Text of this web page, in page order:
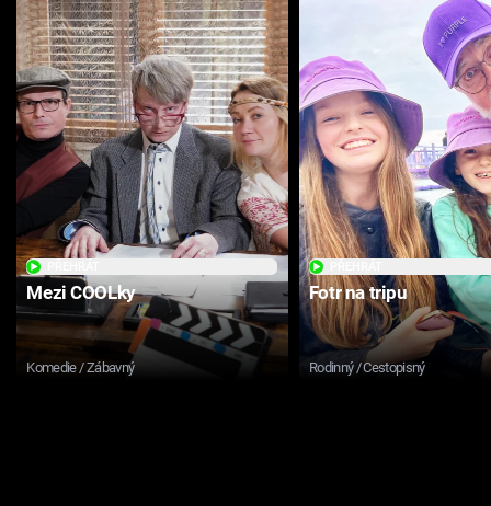
Mezi COOLky
Komedie / Zábavný
Fotr na tripu
Rodinný / Cestopisný